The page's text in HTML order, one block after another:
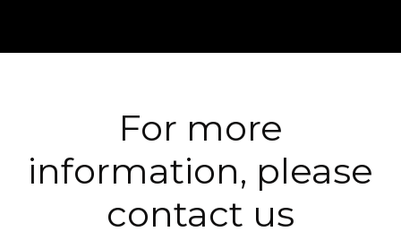
For more
information, please
contact us